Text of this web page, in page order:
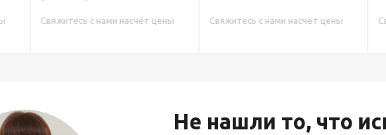
с нами насчёт цены Свяжитесь с нами насчёт цены Свяжитесь с
Не нашли то, что